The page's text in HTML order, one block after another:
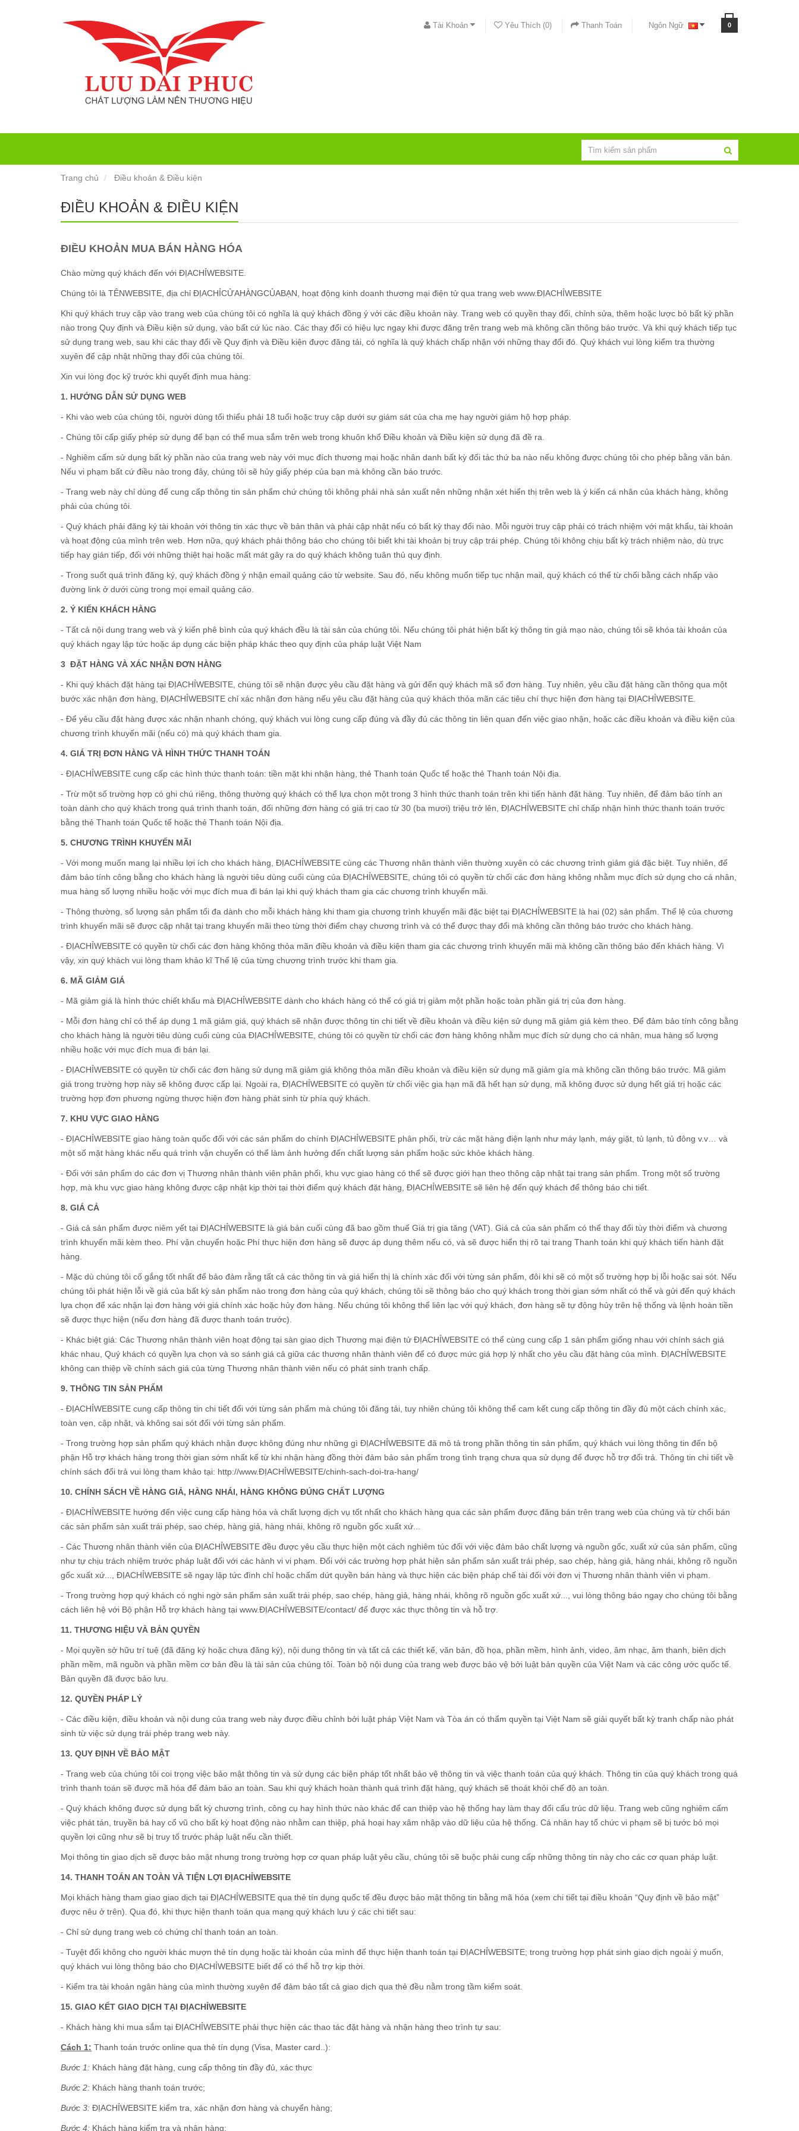
Tài Khoản Yêu Thích (0) Thanh Toán Ngôn Ngữ 0
Trang chủ Điều khoản & Điều kiện
ĐIỀU KHOẢN & ĐIỀU KIỆN
ĐIỀU KHOẢN MUA BÁN HÀNG HÓA
Chào mừng quý khách đến với ĐỊACHỈWEBSITE.
Chúng tôi là TÊNWEBSITE, địa chỉ ĐỊACHỈCỬAHÀNGCỦABẠN, hoạt động kinh doanh thương mại điện tử qua trang web www.ĐỊACHỈWEBSITE
Khi quý khách truy cập vào trang web của chúng tôi có nghĩa là quý khách đồng ý với các điều khoản này. Trang web có quyền thay đổi, chỉnh sửa, thêm hoặc lược bỏ bất kỳ phần
nào trong Quy định và Điều kiện sử dụng, vào bất cứ lúc nào. Các thay đổi có hiệu lực ngay khi được đăng trên trang web mà không cần thông báo trước. Và khi quý khách tiếp tục
sử dụng trang web, sau khi các thay đổi về Quy định và Điều kiện được đăng tải, có nghĩa là quý khách chấp nhận với những thay đổi đó. Quý khách vui lòng kiểm tra thường
xuyên để cập nhật những thay đổi của chúng tôi.
Xin vui lòng đọc kỹ trước khi quyết định mua hàng:
1. HƯỚNG DẪN SỬ DỤNG WEB
- Khi vào web của chúng tôi, người dùng tối thiểu phải 18 tuổi hoặc truy cập dưới sự giám sát của cha mẹ hay người giám hộ hợp pháp.
- Chúng tôi cấp giấy phép sử dụng để bạn có thể mua sắm trên web trong khuôn khổ Điều khoản và Điều kiện sử dụng đã đề ra.
- Nghiêm cấm sử dụng bất kỳ phần nào của trang web này với mục đích thương mại hoặc nhân danh bất kỳ đối tác thứ ba nào nếu không được chúng tôi cho phép bằng văn bản.
Nếu vi phạm bất cứ điều nào trong đây, chúng tôi sẽ hủy giấy phép của bạn mà không cần báo trước.
- Trang web này chỉ dùng để cung cấp thông tin sản phẩm chứ chúng tôi không phải nhà sản xuất nên những nhận xét hiển thị trên web là ý kiến cá nhân của khách hàng, không
phải của chúng tôi.
- Quý khách phải đăng ký tài khoản với thông tin xác thực về bản thân và phải cập nhật nếu có bất kỳ thay đổi nào. Mỗi người truy cập phải có trách nhiệm với mật khẩu, tài khoản
và hoạt động của mình trên web. Hơn nữa, quý khách phải thông báo cho chúng tôi biết khi tài khoản bị truy cập trái phép. Chúng tôi không chịu bất kỳ trách nhiệm nào, dù trực
tiếp hay gián tiếp, đối với những thiệt hại hoặc mất mát gây ra do quý khách không tuân thủ quy định.
- Trong suốt quá trình đăng ký, quý khách đồng ý nhận email quảng cáo từ website. Sau đó, nếu không muốn tiếp tục nhận mail, quý khách có thể từ chối bằng cách nhấp vào
đường link ở dưới cùng trong mọi email quảng cáo.
2. Ý KIẾN KHÁCH HÀNG
- Tất cả nội dung trang web và ý kiến phê bình của quý khách đều là tài sản của chúng tôi. Nếu chúng tôi phát hiện bất kỳ thông tin giả mạo nào, chúng tôi sẽ khóa tài khoản của
quý khách ngay lập tức hoặc áp dụng các biện pháp khác theo quy định của pháp luật Việt Nam
3 ĐẶT HÀNG VÀ XÁC NHẬN ĐƠN HÀNG
- Khi quý khách đặt hàng tại ĐỊACHỈWEBSITE, chúng tôi sẽ nhận được yêu cầu đặt hàng và gửi đến quý khách mã số đơn hàng. Tuy nhiên, yêu cầu đặt hàng cần thông qua một
bước xác nhận đơn hàng, ĐỊACHỈWEBSITE chỉ xác nhận đơn hàng nếu yêu cầu đặt hàng của quý khách thỏa mãn các tiêu chí thực hiện đơn hàng tại ĐỊACHỈWEBSITE.
- Để yêu cầu đặt hàng được xác nhận nhanh chóng, quý khách vui lòng cung cấp đúng và đầy đủ các thông tin liên quan đến việc giao nhận, hoặc các điều khoản và điều kiện của
chương trình khuyến mãi (nếu có) mà quý khách tham gia.
4. GIÁ TRỊ ĐƠN HÀNG VÀ HÌNH THỨC THANH TOÁN
- ĐỊACHỈWEBSITE cung cấp các hình thức thanh toán: tiền mặt khi nhận hàng, thẻ Thanh toán Quốc tế hoặc thẻ Thanh toán Nội địa.
- Trừ một số trường hợp có ghi chú riêng, thông thường quý khách có thể lựa chọn một trong 3 hình thức thanh toán trên khi tiến hành đặt hàng. Tuy nhiên, để đảm bảo tính an
toàn dành cho quý khách trong quá trình thanh toán, đối những đơn hàng có giá trị cao từ 30 (ba mươi) triệu trở lên, ĐỊACHỈWEBSITE chỉ chấp nhận hình thức thanh toán trước
bằng thẻ Thanh toán Quốc tế hoặc thẻ Thanh toán Nội địa.
5. CHƯƠNG TRÌNH KHUYẾN MÃI
- Với mong muốn mang lại nhiều lợi ích cho khách hàng, ĐỊACHỈWEBSITE cùng các Thương nhân thành viên thường xuyên có các chương trình giảm giá đặc biệt. Tuy nhiên, để
đảm bảo tính công bằng cho khách hàng là người tiêu dùng cuối cùng của ĐỊACHỈWEBSITE, chúng tôi có quyền từ chối các đơn hàng không nhằm mục đích sử dụng cho cá nhân,
mua hàng số lượng nhiều hoặc với mục đích mua đi bán lại khi quý khách tham gia các chương trình khuyến mãi.
- Thông thường, số lượng sản phẩm tối đa dành cho mỗi khách hàng khi tham gia chương trình khuyến mãi đặc biệt tại ĐỊACHỈWEBSITE là hai (02) sản phẩm. Thể lệ của chương
trình khuyến mãi sẽ được cập nhật tại trang khuyến mãi theo từng thời điểm chạy chương trình và có thể được thay đổi mà không cần thông báo trước cho khách hàng.
- ĐỊACHỈWEBSITE có quyền từ chối các đơn hàng không thỏa mãn điều khoản và điều kiện tham gia các chương trình khuyến mãi mà không cần thông báo đến khách hàng. Vì
vậy, xin quý khách vui lòng tham khảo kĩ Thể lệ của từng chương trình trước khi tham gia.
6. MÃ GIẢM GIÁ
- Mã giảm giá là hình thức chiết khấu mà ĐỊACHỈWEBSITE dành cho khách hàng có thể có giá trị giảm một phần hoặc toàn phần giá trị của đơn hàng.
- Mỗi đơn hàng chỉ có thể áp dụng 1 mã giảm giá, quý khách sẽ nhận được thông tin chi tiết về điều khoản và điều kiện sử dụng mã giảm giá kèm theo. Để đảm bảo tính công bằng
cho khách hàng là người tiêu dùng cuối cùng của ĐỊACHỈWEBSITE, chúng tôi có quyền từ chối các đơn hàng không nhằm mục đích sử dụng cho cá nhân, mua hàng số lượng
nhiều hoặc với mục đích mua đi bán lại.
- ĐỊACHỈWEBSITE có quyền từ chối các đơn hàng sử dụng mã giảm giá không thỏa mãn điều khoản và điều kiện sử dụng mã giảm gía mà không cần thông báo trước. Mã giảm
giá trong trường hợp này sẽ không được cấp lại. Ngoài ra, ĐỊACHỈWEBSITE có quyền từ chối việc gia hạn mã đã hết hạn sử dụng, mã không được sử dụng hết giá trị hoặc các
trường hợp đơn phương ngừng thược hiện đơn hàng phát sinh từ phía quý khách.
7. KHU VỰC GIAO HÀNG
- ĐỊACHỈWEBSITE giao hàng toàn quốc đối với các sản phẩm do chính ĐỊACHỈWEBSITE phân phối, trừ các mặt hàng điện lạnh như máy lạnh, máy giặt, tủ lạnh, tủ đông v.v… và
một số mặt hàng khác nếu quá trình vận chuyển có thể làm ảnh hưởng đến chất lượng sản phẩm hoặc sức khỏe khách hàng.
- Đối với sản phẩm do các đơn vị Thương nhân thành viên phân phối, khu vực giao hàng có thể sẽ được giới hạn theo thông cập nhật tại trang sản phẩm. Trong một số trường
hợp, mà khu vực giao hàng không được cập nhật kịp thời tại thời điểm quý khách đặt hàng, ĐỊACHỈWEBSITE sẽ liên hệ đến quý khách để thông báo chi tiết.
8. GIÁ CẢ
- Giá cả sản phẩm được niêm yết tại ĐỊACHỈWEBSITE là giá bán cuối cùng đã bao gồm thuế Giá trị gia tăng (VAT). Giá cả của sản phẩm có thể thay đổi tùy thời điểm và chương
trình khuyến mãi kèm theo. Phí vận chuyển hoặc Phí thực hiện đơn hàng sẽ được áp dụng thêm nếu có, và sẽ được hiển thị rõ tại trang Thanh toán khi quý khách tiến hành đặt
hàng.
- Mặc dù chúng tôi cố gắng tốt nhất để bảo đảm rằng tất cả các thông tin và giá hiển thị là chính xác đối với từng sản phẩm, đôi khi sẽ có một số trường hợp bị lỗi hoặc sai sót. Nếu
chúng tôi phát hiện lỗi về giá của bất kỳ sản phẩm nào trong đơn hàng của quý khách, chúng tôi sẽ thông báo cho quý khách trong thời gian sớm nhất có thể và gửi đến quý khách
lựa chọn để xác nhận lại đơn hàng với giá chính xác hoặc hủy đơn hàng. Nếu chúng tôi không thể liên lạc với quý khách, đơn hàng sẽ tự động hủy trên hệ thống và lệnh hoàn tiền
sẽ được thực hiện (nếu đơn hàng đã được thanh toán trước).
- Khác biệt giá: Các Thương nhân thành viên hoạt động tại sàn giao dịch Thương mại điện tử ĐỊACHỈWEBSITE có thể cùng cung cấp 1 sản phẩm giống nhau với chính sách giá
khác nhau, Quý khách có quyền lựa chọn và so sánh giá cả giữa các thương nhân thành viên để có được mức giá hợp lý nhất cho yêu cầu đặt hàng của mình. ĐỊACHỈWEBSITE
không can thiệp về chính sách giá của từng Thương nhân thành viên nếu có phát sinh tranh chấp.
9. THÔNG TIN SẢN PHẨM
- ĐỊACHỈWEBSITE cung cấp thông tin chi tiết đối với từng sản phẩm mà chúng tôi đăng tải, tuy nhiên chúng tôi không thể cam kết cung cấp thông tin đầy đủ một cách chính xác,
toàn vẹn, cập nhật, và không sai sót đối với từng sản phẩm.
- Trong trường hợp sản phẩm quý khách nhận được không đúng như những gì ĐỊACHỈWEBSITE đã mô tả trong phần thông tin sản phẩm, quý khách vui lòng thông tin đến bộ
phận Hỗ trợ khách hàng trong thời gian sớm nhất kể từ khi nhận hàng đồng thời đảm bảo sản phẩm trong tình trạng chưa qua sử dụng để được hỗ trợ đổi trả. Thông tin chi tiết về
chính sách đổi trả vui lòng tham khảo tại: http://www.ĐỊACHỈWEBSITE/chinh-sach-doi-tra-hang/
10. CHÍNH SÁCH VỀ HÀNG GIẢ, HÀNG NHÁI, HÀNG KHÔNG ĐÚNG CHẤT LƯỢNG
- ĐỊACHỈWEBSITE hướng đến việc cung cấp hàng hóa và chất lượng dịch vụ tốt nhất cho khách hàng qua các sản phẩm được đăng bán trên trang web của chúng và từ chối bán
các sản phẩm sản xuất trái phép, sao chép, hàng giả, hàng nhái, không rõ nguồn gốc xuất xứ...
- Các Thương nhân thành viên của ĐỊACHỈWEBSITE đều được yêu cầu thực hiện một cách nghiêm túc đối với việc đảm bảo chất lượng và nguồn gốc, xuất xứ của sản phẩm, cũng
như tự chịu trách nhiệm trước pháp luật đối với các hành vi vi phạm. Đối với các trường hợp phát hiện sản phẩm sản xuất trái phép, sao chép, hàng giả, hàng nhái, không rõ nguồn
gốc xuất xứ..., ĐỊACHỈWEBSITE sẽ ngay lập tức đình chỉ hoặc chấm dứt quyền bán hàng và thực hiện các biện pháp chế tài đối với đơn vị Thương nhân thành viên vi phạm.
- Trong trường hợp quý khách có nghi ngờ sản phẩm sản xuất trái phép, sao chép, hàng giả, hàng nhái, không rõ nguồn gốc xuất xứ..., vui lòng thông báo ngay cho chúng tôi bằng
cách liên hệ với Bộ phận Hỗ trợ khách hàng tại www.ĐỊACHỈWEBSITE/contact/ để được xác thực thông tin và hỗ trợ.
11. THƯƠNG HIỆU VÀ BẢN QUYỀN
- Mọi quyền sở hữu trí tuệ (đã đăng ký hoặc chưa đăng ký), nội dung thông tin và tất cả các thiết kế, văn bản, đồ họa, phần mềm, hình ảnh, video, âm nhạc, âm thanh, biên dịch
phần mềm, mã nguồn và phần mềm cơ bản đều là tài sản của chúng tôi. Toàn bộ nội dung của trang web được bảo vệ bởi luật bản quyền của Việt Nam và các công ước quốc tế.
Bản quyền đã được bảo lưu.
12. QUYỀN PHÁP LÝ
- Các điều kiện, điều khoản và nội dung của trang web này được điều chỉnh bởi luật pháp Việt Nam và Tòa án có thẩm quyền tại Việt Nam sẽ giải quyết bất kỳ tranh chấp nào phát
sinh từ việc sử dụng trái phép trang web này.
13. QUY ĐỊNH VỀ BẢO MẬT
- Trang web của chúng tôi coi trọng việc bảo mật thông tin và sử dụng các biện pháp tốt nhất bảo vệ thông tin và việc thanh toán của quý khách. Thông tin của quý khách trong quá
trình thanh toán sẽ được mã hóa để đảm bảo an toàn. Sau khi quý khách hoàn thành quá trình đặt hàng, quý khách sẽ thoát khỏi chế độ an toàn.
- Quý khách không được sử dụng bất kỳ chương trình, công cụ hay hình thức nào khác để can thiệp vào hệ thống hay làm thay đổi cấu trúc dữ liệu. Trang web cũng nghiêm cấm
việc phát tán, truyền bá hay cổ vũ cho bất kỳ hoạt động nào nhằm can thiệp, phá hoại hay xâm nhập vào dữ liệu của hệ thống. Cá nhân hay tổ chức vi phạm sẽ bị tước bỏ mọi
quyền lợi cũng như sẽ bị truy tố trước pháp luật nếu cần thiết.
Mọi thông tin giao dịch sẽ được bảo mật nhưng trong trường hợp cơ quan pháp luật yêu cầu, chúng tôi sẽ buộc phải cung cấp những thông tin này cho các cơ quan pháp luật.
14. THANH TOÁN AN TOÀN VÀ TIỆN LỢI ĐỊACHỈWEBSITE
Mọi khách hàng tham giao giao dịch tại ĐỊACHỈWEBSITE qua thẻ tín dụng quốc tế đều được bảo mật thông tin bằng mã hóa (xem chi tiết tại điều khoản “Quy định về bảo mật”
được nêu ở trên). Qua đó, khi thực hiện thanh toán qua mạng quý khách lưu ý các chi tiết sau:
- Chỉ sử dụng trang web có chứng chỉ thanh toán an toàn.
- Tuyệt đối không cho người khác mượn thẻ tín dụng hoặc tài khoản của mình để thực hiện thanh toán tại ĐỊACHỈWEBSITE; trong trường hợp phát sinh giao dịch ngoài ý muốn,
quý khách vui lòng thông báo cho ĐỊACHỈWEBSITE biết để có thể hỗ trợ kịp thời.
- Kiểm tra tài khoản ngân hàng của mình thường xuyên để đảm bảo tất cả giao dịch qua thẻ đều nằm trong tầm kiểm soát.
15. GIAO KẾT GIAO DỊCH TẠI ĐỊACHỈWEBSITE
- Khách hàng khi mua sắm tại ĐỊACHỈWEBSITE phải thực hiện các thao tác đặt hàng và nhận hàng theo trình tự sau:
Cách 1: Thanh toán trước online qua thẻ tín dụng (Visa, Master card..):
Bước 1: Khách hàng đặt hàng, cung cấp thông tin đầy đủ, xác thực
Bước 2: Khách hàng thanh toán trước;
Bước 3: ĐỊACHỈWEBSITE kiểm tra, xác nhận đơn hàng và chuyển hàng;
Bước 4: Khách hàng kiểm tra và nhận hàng;